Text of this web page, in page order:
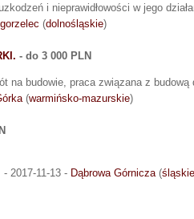
i nieprawidłowości w jego
(dolnośląskie)
- do 3 000 PLN
na budowie, praca związana z budową
(warmińsko-mazurskie)
- 2017-11-13 - Dąbrowa Górnicza (śląskie